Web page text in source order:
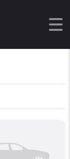
Filtre cautare